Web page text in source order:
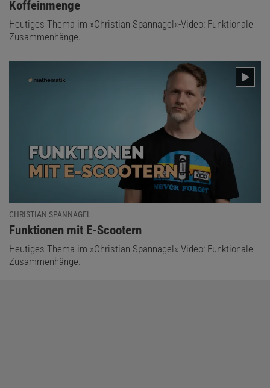
:
Koffeinmenge
Heutiges Thema im »Christian Spannagel«-Video: Funktionale
Zusammenhänge.
CHRISTIAN SPANNAGEL
:
Funktionen mit E-Scootern
Heutiges Thema im »Christian Spannagel«-Video: Funktionale
Zusammenhänge.